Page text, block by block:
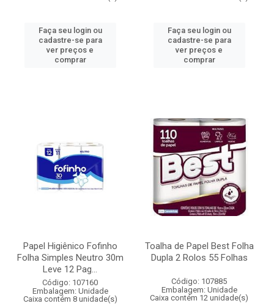
Faça seu login ou
cadastre-se para
ver preços e
comprar
Faça seu login ou
cadastre-se para
ver preços e
comprar
Papel Higiênico Fofinho
Folha Simples Neutro 30m
Leve 12 Pag...
Código: 107160
Embalagem: Unidade
Caixa contém 8 unidade(s)
Toalha de Papel Best Folha
Dupla 2 Rolos 55 Folhas
Código: 107885
Embalagem: Unidade
Caixa contém 12 unidade(s)